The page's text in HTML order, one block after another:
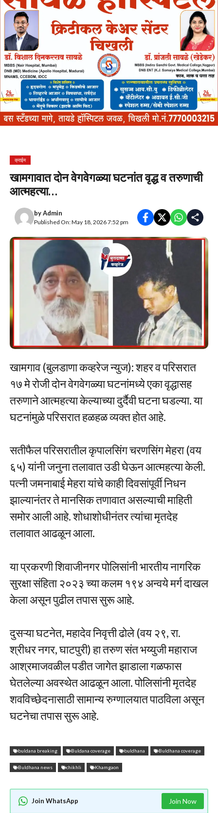
क्राईम
खामगावात दोन वेगवेगळ्या घटनांत वृद्ध व तरुणाची
आत्महत्या…
byAdmin
Published On: May 18, 2026 7:52 pm
खामगाव (बुलडाणा कव्हरेज न्युज): शहर व परिसरात
१७ मे रोजी दोन वेगवेगळ्या घटनांमध्ये एका वृद्धासह
तरुणाने आत्महत्या केल्याच्या दुर्दैवी घटना घडल्या. या
घटनांमुळे परिसरात हळहळ व्यक्त होत आहे.
सतीफैल परिसरातील कृपालसिंग चरणसिंग मेहरा (वय
६५) यांनी जनुना तलावात उडी घेऊन आत्महत्या केली.
पत्नी जमनाबाई मेहरा यांचे काही दिवसांपूर्वी निधन
झाल्यानंतर ते मानसिक तणावात असल्याची माहिती
समोर आली आहे. शोधाशोधीनंतर त्यांचा मृतदेह
तलावात आढळून आला.
या प्रकरणी शिवाजीनगर पोलिसांनी भारतीय नागरिक
सुरक्षा संहिता २०२३ च्या कलम १९४ अन्वये मर्ग दाखल
केला असून पुढील तपास सुरू आहे.
दुसऱ्या घटनेत, महादेव निवृत्ती ढोले (वय २९, रा.
श्रीधर नगर, घाटपुरी) हा तरुण संत भय्युजी महाराज
आश्रमाजवळील पडीत जागेत झाडाला गळफास
घेतलेल्या अवस्थेत आढळून आला. पोलिसांनी मृतदेह
शवविच्छेदनासाठी सामान्य रुग्णालयात पाठविला असून
घटनेचा तपास सुरू आहे.
buldana breaking Buldana coverage buldhana Buldhana coverage
Buldhana news chikhli Khamgaon
Join WhatsApp Join Now